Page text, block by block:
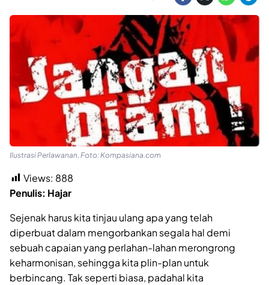
Ilustrasi Perlawanan, Foto: Kompasiana.com
Views: 888
Penulis: Hajar
Sejenak harus kita tinjau ulang apa yang telah
diperbuat dalam mengorbankan segala hal demi
sebuah capaian yang perlahan-lahan merongrong
keharmonisan, sehingga kita plin-plan untuk
berbincang. Tak seperti biasa, padahal kita